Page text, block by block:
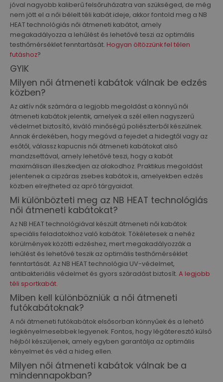
jóval nagyobb kaliberű felsőruházatra van szükséged, de még
nem jött el a női bélelt téli kabát ideje, akkor fontold meg a NB
HEAT technológiás női átmeneti kabátot, amely
megakadályozza a lehűlést és lehetővé teszi az optimális
testhőmérséklet fenntartását. Hogyan öltözzünk fel télen
futáshoz?
GYIK
Milyen női átmeneti kabátok válnak be edzés
közben?
Az aktív nők számára a legjobb megoldást a könnyű női
átmeneti kabátok jelentik, amelyek a szél ellen nagyszerű
védelmet biztosító, kiváló minőségű poliészterből készülnek.
Annak érdekében, hogy megóvd a fejedet a hidegtől vagy az
esőtől, válassz kapucnis női átmeneti kabátokat alsó
mandzsettával, amely lehetővé teszi, hogy a kabát
maximálisan illeszkedjen az alakodhoz. Praktikus megoldást
jelentenek a cipzáras zsebes kabátok is, amelyekben edzés
közben elrejtheted az apró tárgyaidat.
Mi különbözteti meg az NB HEAT technológiás
női átmeneti kabátokat?
Az NB HEAT technológiával készült átmeneti női kabátok
speciális feladatokhoz való kabátok. Tökéletesek a nehéz
körülmények közötti edzéshez, mert megakadályozzák a
lehűlést és lehetővé teszik az optimális testhőmérséklet
fenntartását. Az NB HEAT technológia UV-védelmet,
antibakteriális védelmet és gyors száradást biztosít. A legjobb
téli sportkabát.
Miben kell különbözniük a női átmeneti
futókabátoknak?
A női átmeneti futókabátok elsősorban könnyűek és a lehető
legkényelmesebbek legyenek. Fontos, hogy légáteresztő külső
héjból készüljenek, amely egyben garantálja az optimális
kényelmet és véd a hideg ellen.
Milyen női átmeneti kabátok válnak be a
mindennapokban?